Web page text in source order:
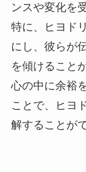
ンスや変化を
特に、ヒヨド
にし、彼らが
を傾けること
心の中に余裕
ことで、ヒヨ
解することが